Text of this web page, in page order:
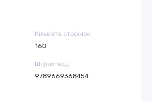
Кількість сторінок
160
Штрих-код
9789669368454